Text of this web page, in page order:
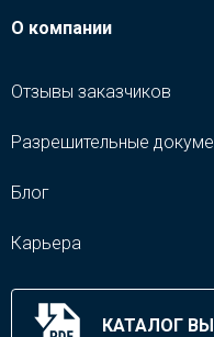
О компании
Отзывы заказчиков
Разрешительные
Блог
Карьера
КАТАЛОГ